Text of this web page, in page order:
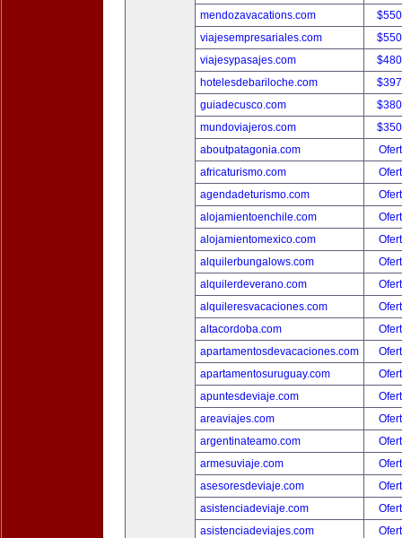
mendozavacations.com
viajesempresariales.com
viajesypasajes.com
hotelesdebariloche.com
guiadecusco.com
mundoviajeros.com
aboutpatagonia.com
africaturismo.com
agendadeturismo.com
alojamientoenchile.com
alojamientomexico.com
alquilerbungalows.com
alquilerdeverano.com
alquileresvacaciones.com
altacordoba.com
apartamentosdevacaciones.com
apartamentosuruguay.com
apuntesdeviaje.com
areaviajes.com
argentinateamo.com
armesuviaje.com
asesoresdeviaje.com
asistenciadeviaje.com
asistenciadeviajes.com